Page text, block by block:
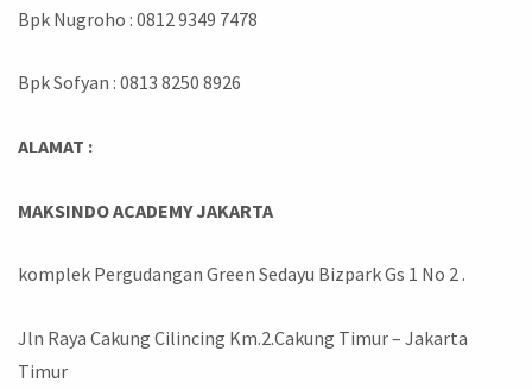
Bpk Nugroho : 0812 9349 7478
Bpk Sofyan : 0813 8250 8926
ALAMAT :
MAKSINDO ACADEMY JAKARTA
komplek Pergudangan Green Sedayu Bizpark Gs 1 No 2 .
Jln Raya Cakung Cilincing Km.2.Cakung Timur – Jakarta
Timur